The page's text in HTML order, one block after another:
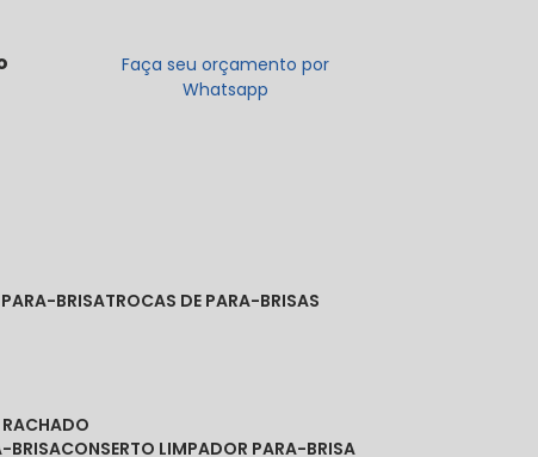
Faça seu orçamento por
Whatsapp
PARA-BRISA TROCAS DE PARA-BRISAS
RACHADO
BRISA
CONSERTO LIMPADOR PARA-BRISA